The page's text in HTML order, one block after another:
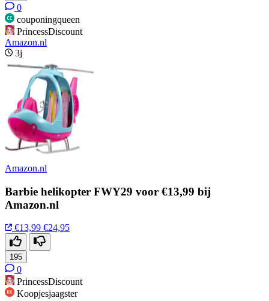
0
couponingqueen
PrincessDiscount
Amazon.nl
3j
Amazon.nl
Barbie helikopter FWY29 voor €13,99 bij
Amazon.nl
€13,99 €24,95
195
0
PrincessDiscount
Koopjesjaagster